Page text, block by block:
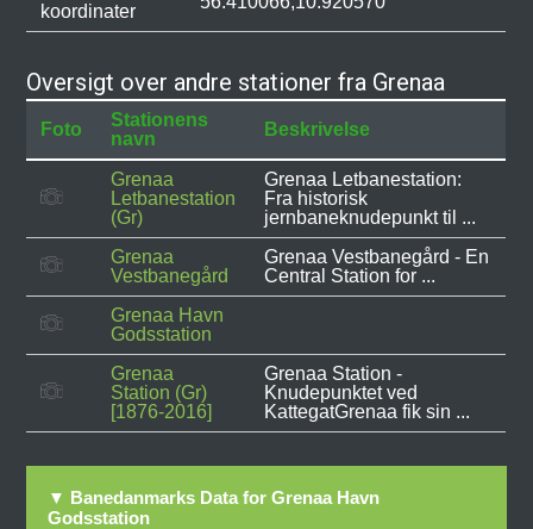
koordinater
Oversigt over andre stationer fra Grenaa
Foto
Stationens
navn
Beskrivelse
Grenaa
Letbanestation
(Gr)
Grenaa Letbanestation:
Fra historisk
jernbaneknudepunkt til ...
Grenaa
Vestbanegård
Grenaa Vestbanegård - En
Central Station for ...
Grenaa Havn
Godsstation
Grenaa
Station (Gr)
[1876-2016]
Grenaa Station -
Knudepunktet ved
KattegatGrenaa fik sin ...
▼ Banedanmarks Data for Grenaa Havn
Godsstation